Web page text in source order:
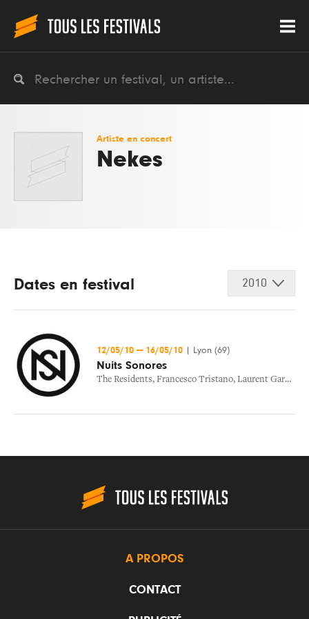
Artiste en concert
Nekes
Dates en festival 2010
12/05/10 — 16/05/10 Lyon (69)
Nuits Sonores
The Residents, Francesco Tristano, Laurent Garnier
A PROPOS
CONTACT